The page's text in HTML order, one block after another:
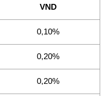
VND
0,10%
0,20%
0,20%